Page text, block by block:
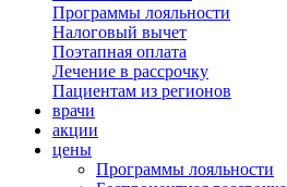
Программы лояльности
Налоговый вычет
Поэтапная оплата
Лечение в рассрочку
Пациентам из регионов
врачи
акции
цены
Программы лояльности